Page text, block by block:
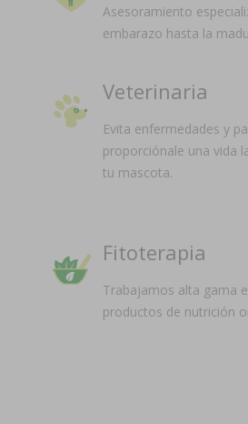
Asesoramiento
embarazo hasta la
Veterinaria
Evita enfermedades y
proporciónale una vida
tu mascota.
Fitoterapia
Trabajamos alta gama
productos de nutrición